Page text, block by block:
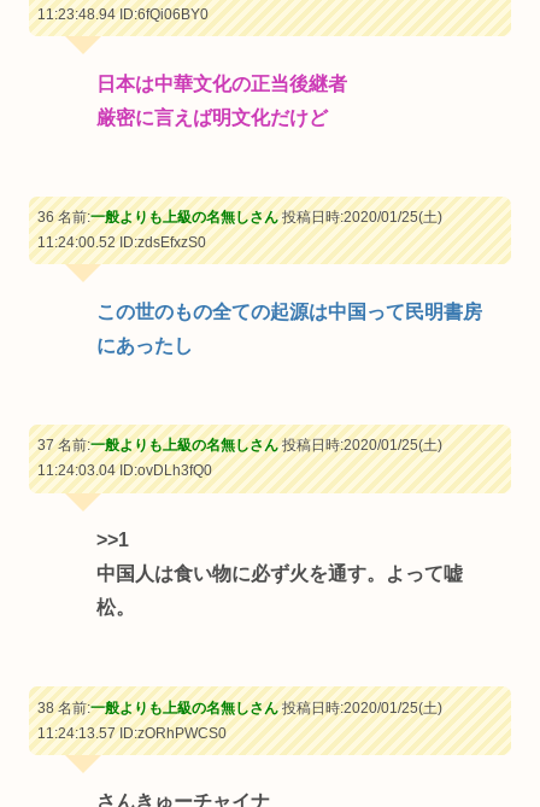
11:23:48.94ID:6fQi06BY0
日本は中華文化の正当後継者
厳密に言えば明文化だけど
36 名前:一般よりも上級の名無しさん投稿日時:2020/01/25(土)
11:24:00.52ID:zdsEfxzS0
この世のもの全ての起源は中国って民明書房
にあったし
37 名前:一般よりも上級の名無しさん投稿日時:2020/01/25(土)
11:24:03.04ID:ovDLh3fQ0
>>1
中国人は食い物に必ず火を通す。よって嘘
松。
38 名前:一般よりも上級の名無しさん投稿日時:2020/01/25(土)
11:24:13.57ID:zORhPWCS0
さんきゅーチャイナ